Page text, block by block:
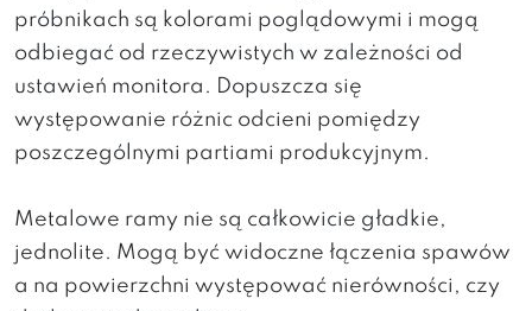
próbnikach są kolorami poglądowymi i mogą
odbiegać od rzeczywistych w zależności od
ustawień monitora. Dopuszcza się
występowanie różnic odcieni pomiędzy
poszczególnymi partiami produkcyjnym.
Metalowe ramy nie są całkowicie gładkie,
jednolite. Mogą być widoczne łączenia spawów
a na powierzchni występować nierówności, czy